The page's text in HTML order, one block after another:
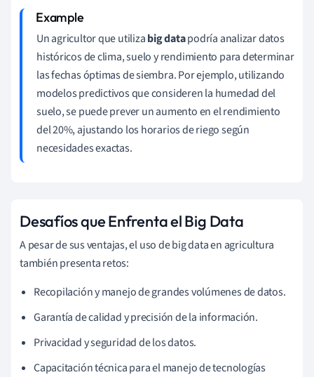
Un agricultor que utilizabig datapodría analizar datos
históricos de clima, suelo y rendimiento para determinar
las fechas óptimas de siembra. Por ejemplo, utilizando
modelos predictivos que consideren la humedad del
suelo, se puede prever un aumento en el rendimiento
del 20%, ajustando los horarios de riego según
necesidades exactas.
Desafíos que Enfrenta el Big Data
A pesar de sus ventajas, el uso de big data en agricultura
también presenta retos:
Recopilación y manejo de grandes volúmenes de datos.
Garantía de calidad y precisión de la información.
Privacidad y seguridad de los datos.
Capacitación técnica para el manejo de tecnologías